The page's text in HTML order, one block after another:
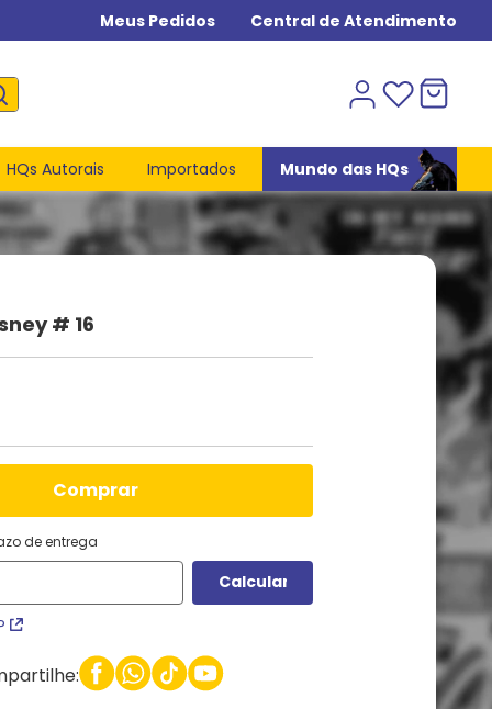
Meus Pedidos Central de Atendimento
HQs Autorais Importados Mundo das HQs
# 16
comprar
de entrega